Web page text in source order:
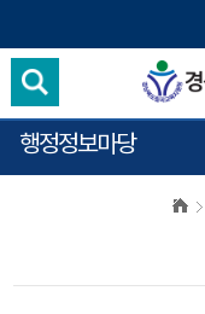
행정정보마당